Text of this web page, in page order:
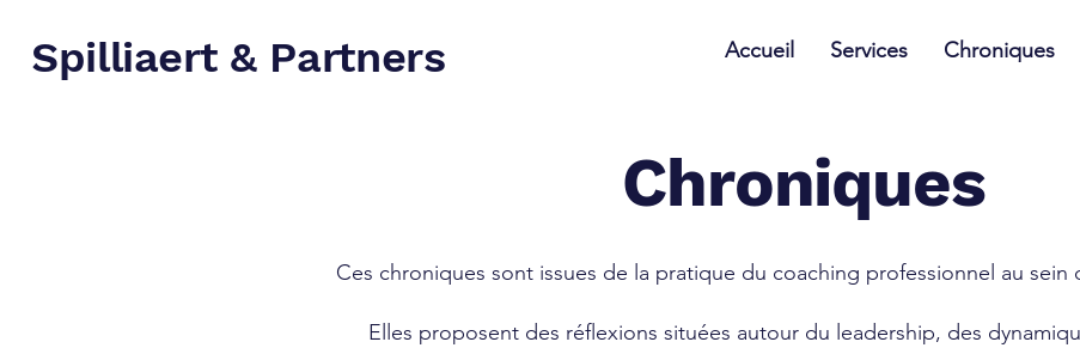
Accueil Services Chroniques
Spilliaert & Partners
Chroniques
Ces chroniques sont issues de la pratique du coaching professionnel au sein
Elles proposent des réflexions situées autour du leadership, des